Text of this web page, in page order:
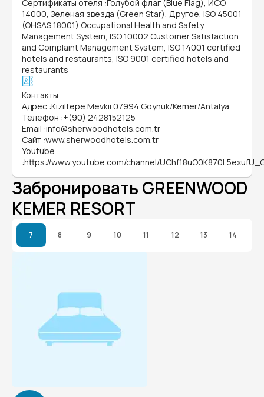
Сертификаты отеля :Голубой флаг (Blue Flag), ИСО
14000, Зеленая звезда (Green Star), Другое, ISO 45001
(OHSAS 18001) Occupational Health and Safety
Management System, ISO 10002 Customer Satisfaction
and Complaint Management System, ISO 14001 certified
hotels and restaurants, ISO 9001 certified hotels and
restaurants
Контакты
Адрес :Kiziltepe Mevkii 07994 Göynük/Kemer/Antalya
Телефон :+(90) 2428152125
Email :info@sherwoodhotels.com.tr
Сайт :www.sherwoodhotels.com.tr
Youtube
:https://www.youtube.com/channel/
Забронировать GREENWOOD
KEMER RESORT
7 8 9 10 11 12 13 14